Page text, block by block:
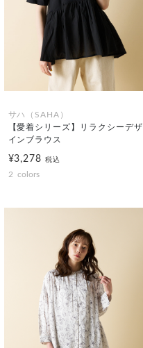
サハ（SAHA）
【愛着シリーズ】リラクシーデザ
インブラウス
¥3,278税込
2 colors